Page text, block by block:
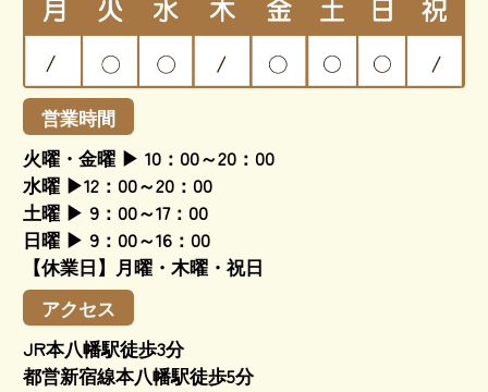
営業時間
火曜・金曜 ▶ 10：00～20：00
水曜 ▶12：00～20：00
土曜 ▶ 9：00～17：00
日曜 ▶ 9：00～16：00
【休業日】月曜・木曜・祝日
アクセス
JR本八幡駅徒歩3分
都営新宿線本八幡駅徒歩5分